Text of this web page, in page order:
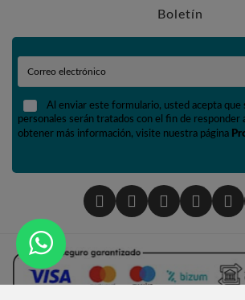
Boletín
Al enviar este formulario, usted acepta que
personales serán tratados con el fin de responder
obtener más información, visite nuestra página